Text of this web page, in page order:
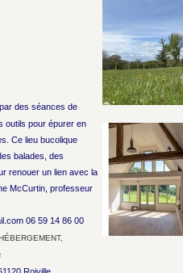
des séances de
outils pour épurer en
Ce lieu bucolique
balades, des
renouer un lien avec la
McCurtin, professeur
06 59 14 86 00